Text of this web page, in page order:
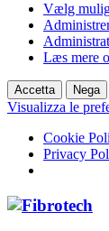
Vælg
Læs mere
Accetta Nega
Visualizza le
Cookie
Privacy